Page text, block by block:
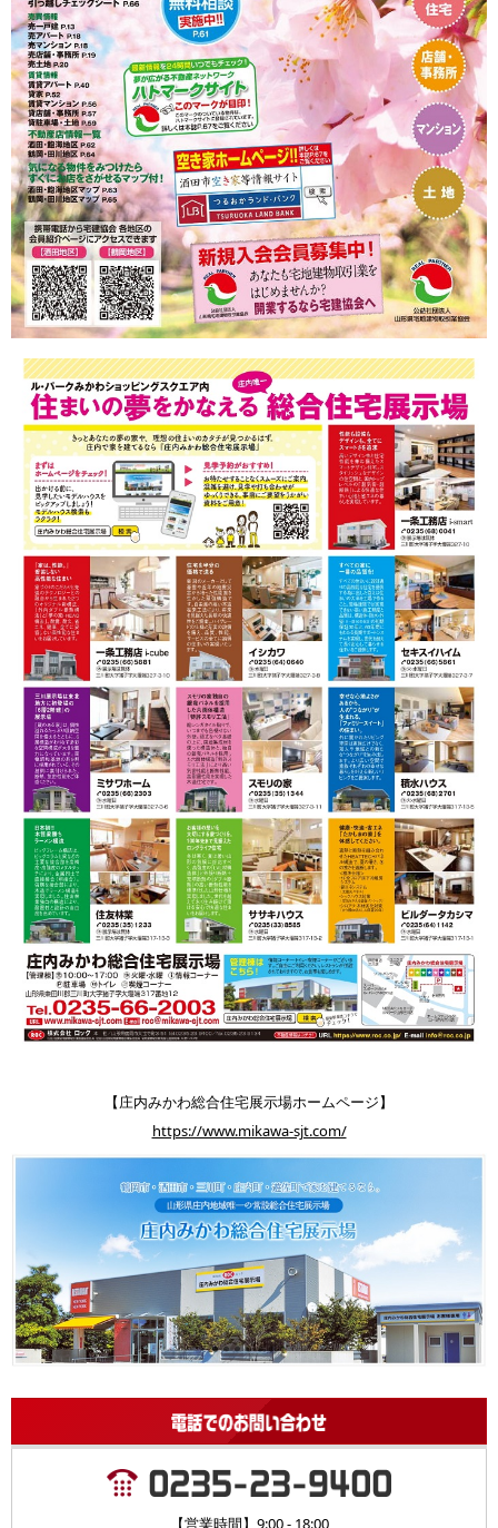
【庄内みかわ総合住宅展示場ホームページ】
https://www.mikawa-sjt.com/
【営業時間】9:00 - 18:00